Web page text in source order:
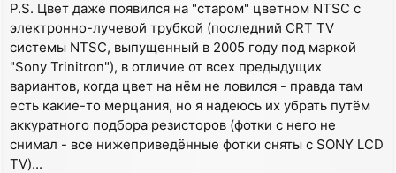
P.S. Цвет даже появился на "старом" цветном NTSC с
электронно-лучевой трубкой (последний CRT TV
системы NTSC, выпущенный в 2005 году под маркой
"Sony Trinitron"), в отличие от всех предыдущих
вариантов, когда цвет на нём не ловился - правда там
есть какие-то мерцания, но я надеюсь их убрать путём
аккуратного подбора резисторов (фотки с него не
снимал - все нижеприведённые фотки сняты c SONY LCD
TV)...